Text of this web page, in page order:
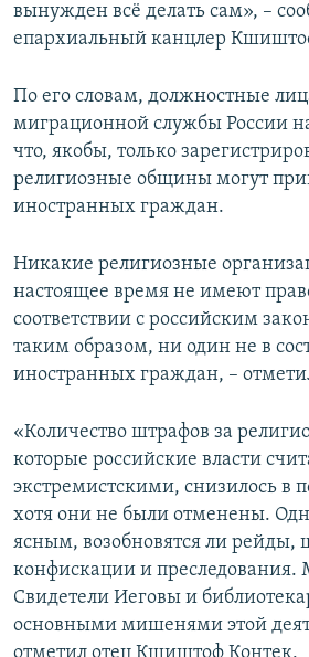
вынужден всё делать сам», –
епархиальный канцлер
По его словам, должностные
миграционной службы России
что, якобы, только
религиозные общины могут
иностранных граждан.
Никакие религиозные
настоящее время не имеют
соответствии с российским
таким образом, ни один не в
иностранных граждан, –
«Количество штрафов за
которые российские власти
экстремистскими, снизилось в
хотя они не были отменены.
ясным, возобновятся ли рейды,
конфискации и преследования.
Свидетели Иеговы и
основными мишенями этой